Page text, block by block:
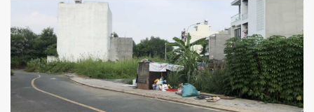
1 min read